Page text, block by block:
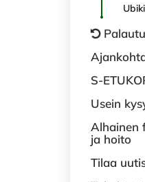
S-
Usein
Alhainen
ja hoito
Tilaa